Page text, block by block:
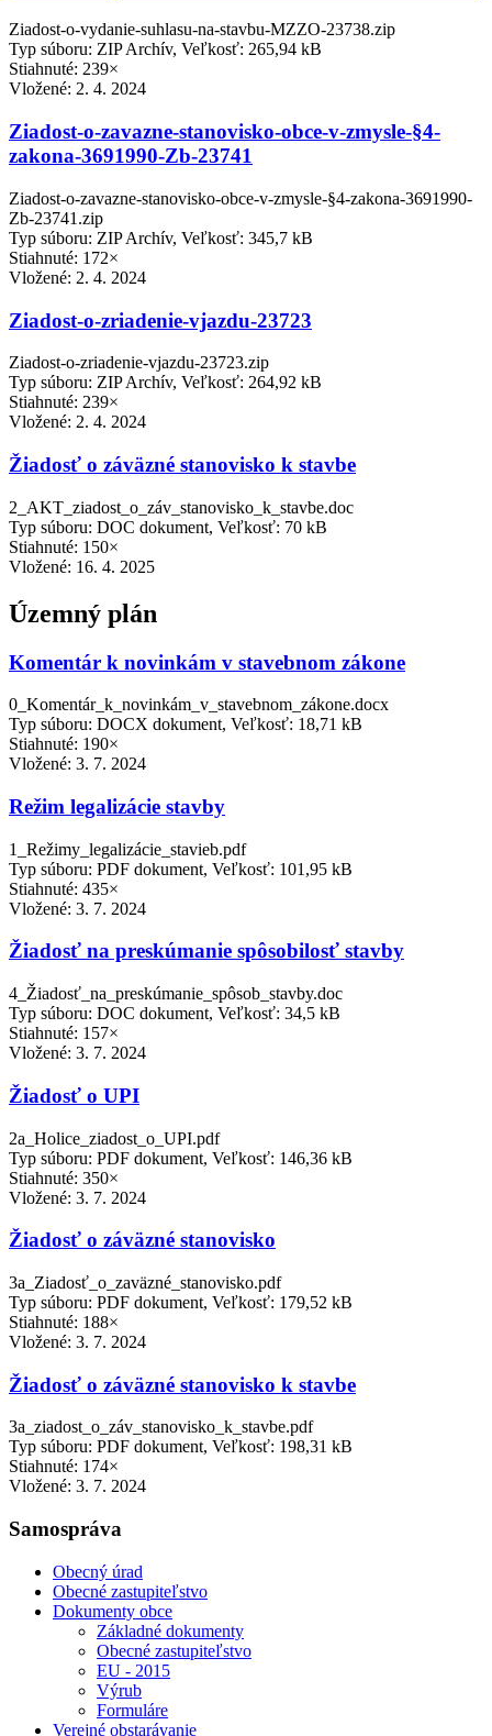
Ziadost-o-vydanie-suhlasu-na-stavbu-MZZO-23738.zip
Typ súboru: ZIP Archív, Veľkosť: 265,94 kB
Stiahnuté: 239×
Vložené: 2. 4. 2024
Ziadost-o-zavazne-stanovisko-obce-v-zmysle-§4-
zakona-3691990-Zb-23741
Ziadost-o-zavazne-stanovisko-obce-v-zmysle-§4-zakona-3691990-
Zb-23741.zip
Typ súboru: ZIP Archív, Veľkosť: 345,7 kB
Stiahnuté: 172×
Vložené: 2. 4. 2024
Ziadost-o-zriadenie-vjazdu-23723
Ziadost-o-zriadenie-vjazdu-23723.zip
Typ súboru: ZIP Archív, Veľkosť: 264,92 kB
Stiahnuté: 239×
Vložené: 2. 4. 2024
Žiadosť o záväzné stanovisko k stavbe
2_AKT_ziadost_o_záv_stanovisko_k_stavbe.doc
Typ súboru: DOC dokument, Veľkosť: 70 kB
Stiahnuté: 150×
Vložené: 16. 4. 2025
Územný plán
Komentár k novinkám v stavebnom zákone
0_Komentár_k_novinkám_v_stavebnom_zákone.docx
Typ súboru: DOCX dokument, Veľkosť: 18,71 kB
Stiahnuté: 190×
Vložené: 3. 7. 2024
Režim legalizácie stavby
1_Režimy_legalizácie_stavieb.pdf
Typ súboru: PDF dokument, Veľkosť: 101,95 kB
Stiahnuté: 435×
Vložené: 3. 7. 2024
Žiadosť na preskúmanie spôsobilosť stavby
4_Žiadosť_na_preskúmanie_spôsob_stavby.doc
Typ súboru: DOC dokument, Veľkosť: 34,5 kB
Stiahnuté: 157×
Vložené: 3. 7. 2024
Žiadosť o UPI
2a_Holice_ziadost_o_UPI.pdf
Typ súboru: PDF dokument, Veľkosť: 146,36 kB
Stiahnuté: 350×
Vložené: 3. 7. 2024
Žiadosť o záväzné stanovisko
3a_Ziadosť_o_zaväzné_stanovisko.pdf
Typ súboru: PDF dokument, Veľkosť: 179,52 kB
Stiahnuté: 188×
Vložené: 3. 7. 2024
Žiadosť o záväzné stanovisko k stavbe
3a_ziadost_o_záv_stanovisko_k_stavbe.pdf
Typ súboru: PDF dokument, Veľkosť: 198,31 kB
Stiahnuté: 174×
Vložené: 3. 7. 2024
Samospráva
Obecný úrad
Obecné zastupiteľstvo
Dokumenty obce
Základné dokumenty
Obecné zastupiteľstvo
EU - 2015
Výrub
Formuláre
Verejné obstarávanie